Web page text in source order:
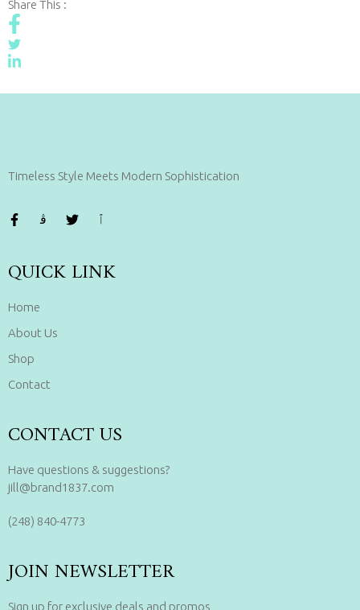
Share This :
Timeless Style Meets Modern Sophistication
QUICK LINK
Home
About Us
Shop
Contact
CONTACT US
Have questions & suggestions?
jill@brand1837.com
(248) 840-4773
JOIN NEWSLETTER
Sign up for exclusive deals and promos